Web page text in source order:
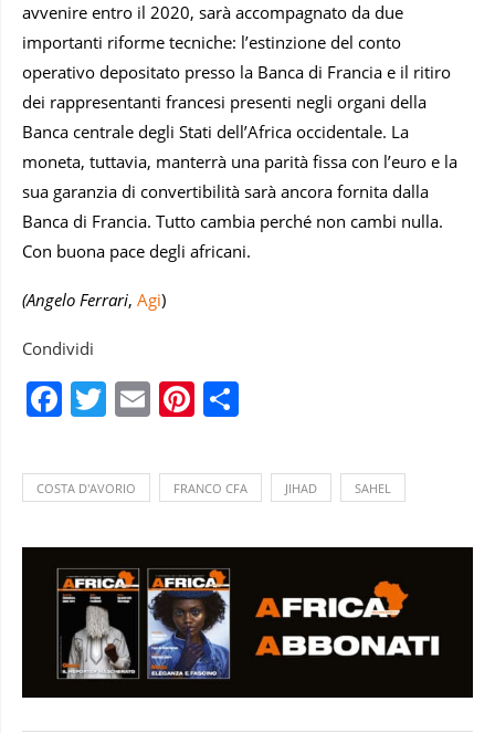
avvenire entro il 2020, sarà accompagnato da due
importanti riforme tecniche: l’estinzione del conto
operativo depositato presso la Banca di Francia e il ritiro
dei rappresentanti francesi presenti negli organi della
Banca centrale degli Stati dell’Africa occidentale. La
moneta, tuttavia, manterrà una parità fissa con l’euro e la
sua garanzia di convertibilità sarà ancora fornita dalla
Banca di Francia. Tutto cambia perché non cambi nulla.
Con buona pace degli africani.
(Angelo Ferrari, Agi)
Condividi
Facebook
Twitter
EmailPinterest
COSTA D'AVORIO FRANCO CFA JIHAD SAHEL